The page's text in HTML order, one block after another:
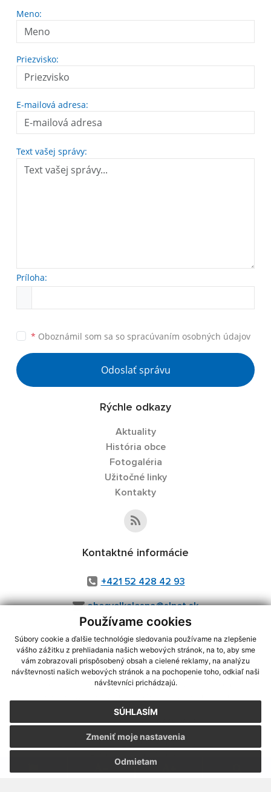
Používame cookies
Súbory cookie a ďalšie technológie sledovania používame na zlepšenie
vášho zážitku z prehliadania našich webových stránok, na to, aby sme
vám zobrazovali prispôsobený obsah a cielené reklamy, na analýzu
návštevnosti našich webových stránok a na pochopenie toho, odkiaľ naši
návštevníci prichádzajú.
SÚHLASÍM
Odmietam
Zmeniť moje nastavenia
Meno:
Priezvisko:
E-mailová adresa:
Text vašej správy:
Príloha:
* Oboznámil som sa so spracúvaním osobných údajov
Odoslať správu
Rýchle odkazy
Aktuality
História obce
Fotogaléria
Užitočné linky
Kontakty
Kontaktné informácie
+421 52 428 42 93
obecvelkalesna@slnet.sk
využite možnosť získavania aktuálnych informácií s využitím RSS
CMS systém (redakčný) systém ECHELON 2,Mapa stránok,web portál
webex.digital, s.r.o.,domény,registrácia domény
Posledná aktualizácia:04.08.2026
Vytlačiť stránku|Vyhlásenie o prístupnosti